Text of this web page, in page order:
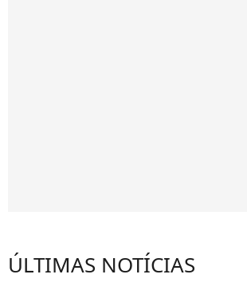
ÚLTIMAS NOTÍCIAS